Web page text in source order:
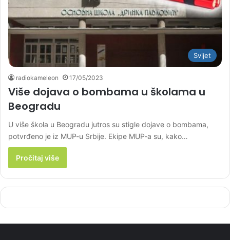
Svijet
radiokameleon 17/05/2023
Više dojava o bombama u školama u
Beogradu
U više škola u Beogradu jutros su stigle dojave o bombama,
potvrđeno je iz MUP-u Srbije. Ekipe MUP-a su, kako…
Pročitaj više